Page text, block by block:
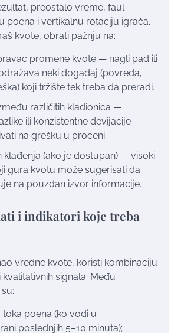
preostalo vreme, faul
poena i vertikalnu rotaciju igrača.
kvote, obrati pažnju na:
promene kvote — nagli pad ili
neki događaj (povreda,
koji tržište tek treba da preradi.
različitih kladionica —
ili konzistentne devijacije
na grešku u proceni.
klađenja (ako je dostupan) — visoki
gura kvotu može sugerisati da
na pouzdan izvor informacije.
i indikatori koje treba
vredne kvote, koristi kombinaciju
kvalitativnih signala. Među
toka poena (ko vodi u
poslednjih 5–10 minuta);